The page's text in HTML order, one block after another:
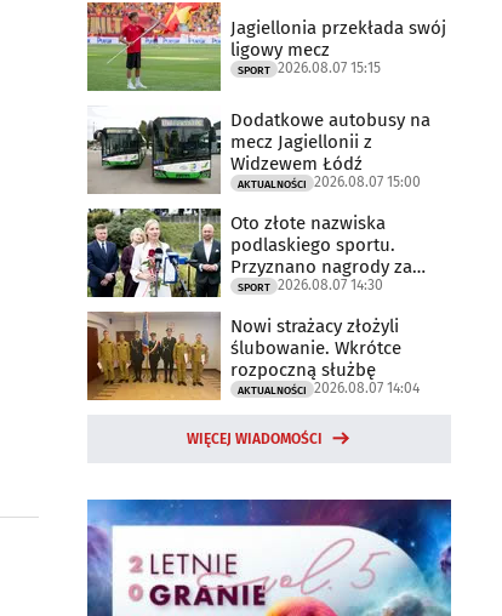
Jagiellonia przekłada swój
ligowy mecz
SPORT 2026.08.07 15:15
Dodatkowe autobusy na
mecz Jagiellonii z
Widzewem Łódź
AKTUALNOŚCI 2026.08.07 15:00
Oto złote nazwiska
podlaskiego sportu.
Przyznano nagrody za
2025 rok
SPORT 2026.08.07 14:30
Nowi strażacy złożyli
ślubowanie. Wkrótce
rozpoczną służbę
AKTUALNOŚCI 2026.08.07 14:04
WIĘCEJ WIADOMOŚCI